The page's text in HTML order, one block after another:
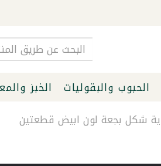
الحبوب والبقوليات الخبز
شكل بجعة لون ابيض قطعتين